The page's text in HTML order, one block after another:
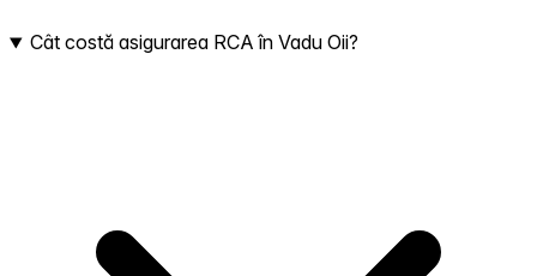
Cât costă asigurarea RCA în Vadu Oii?